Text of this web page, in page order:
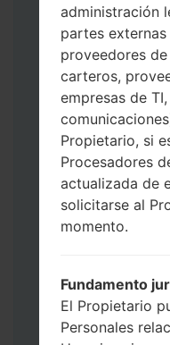
CP: "Módem
CSC _ ***:
operador"
Agregue todos
Si desea hacer
use
datos y
Ahora apague
de
métodos:
volumen y la
Presione y
teclas de
administración
partes
proveedores
carteros,
empresas de
Propietario, si
Procesadores
actualizada de
solicitarse al
momento.
Fundamento
El Propietario
Personales